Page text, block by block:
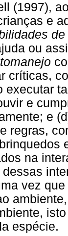
(1997),
e
ou
críticas,
executar
e
e
regras,
na
vez
espécie.